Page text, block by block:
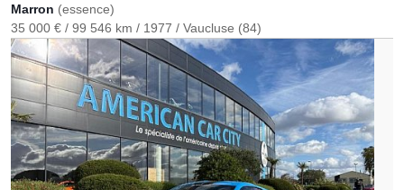
Marron (essence)
35 000 €
99 546 km 1977 Vaucluse (84)